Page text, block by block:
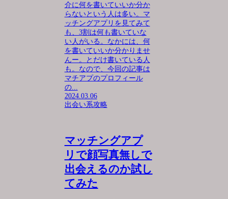
介に何を書いていいか分か
らないという人は多い。マ
ッチングアプリを見てみて
も、3割は何も書いていな
い人がいる。なかには、何
を書いていいか分かりませ
んー。とだけ書いている人
も。なので、今回の記事は
マチアプのプロフィール
の...
2024.03.06
出会い系攻略
マッチングアプ
リで顔写真無しで
出会えるのか試し
てみた